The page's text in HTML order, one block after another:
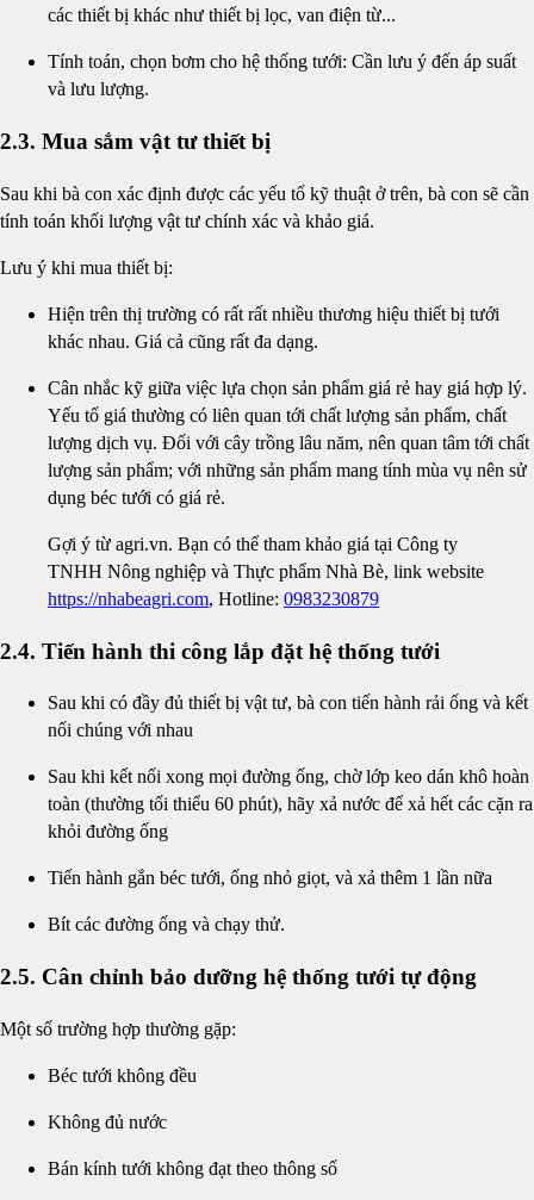
các thiết bị khác như thiết bị lọc, van điện từ...
Tính toán, chọn bơm cho hệ thống tưới: Cần lưu ý đến áp suất
và lưu lượng.
2.3. Mua sắm vật tư thiết bị
Sau khi bà con xác định được các yếu tố kỹ thuật ở trên, bà con sẽ cần
tính toán khối lượng vật tư chính xác và khảo giá.
Lưu ý khi mua thiết bị:
Hiện trên thị trường có rất rất nhiều thương hiệu thiết bị tưới
khác nhau. Giá cả cũng rất đa dạng.
Cân nhắc kỹ giữa việc lựa chọn sản phẩm giá rẻ hay giá hợp lý.
Yếu tố giá thường có liên quan tới chất lượng sản phẩm, chất
lượng dịch vụ. Đối với cây trồng lâu năm, nên quan tâm tới chất
lượng sản phẩm; với những sản phẩm mang tính mùa vụ nên sử
dụng béc tưới có giá rẻ.
Gợi ý từ agri.vn. Bạn có thể tham khảo giá tại Công ty
TNHH Nông nghiệp và Thực phẩm Nhà Bè, link website
https://nhabeagri.com, Hotline: 0983230879
2.4. Tiến hành thi công lắp đặt hệ thống tưới
Sau khi có đầy đủ thiết bị vật tư, bà con tiến hành rải ống và kết
nối chúng với nhau
Sau khi kết nối xong mọi đường ống, chờ lớp keo dán khô hoàn
toàn (thường tối thiểu 60 phút), hãy xả nước để xả hết các cặn ra
khỏi đường ống
Tiến hành gắn béc tưới, ống nhỏ giọt, và xả thêm 1 lần nữa
Bít các đường ống và chạy thử.
2.5. Cân chỉnh bảo dưỡng hệ thống tưới tự động
Một số trường hợp thường gặp:
Béc tưới không đều
Không đủ nước
Bán kính tưới không đạt theo thông số